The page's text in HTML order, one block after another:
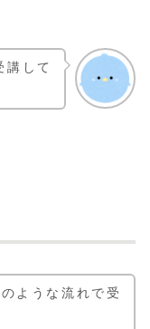
講して
ような流れで受